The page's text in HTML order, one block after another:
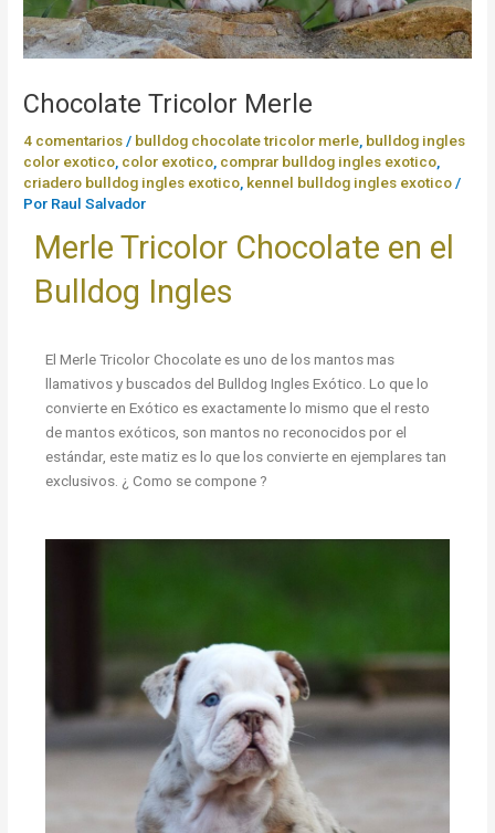
Chocolate Tricolor Merle
4 comentarios / bulldog chocolate tricolor merle bulldog ingles
color exotico color exotico comprar bulldog ingles exotico
criadero bulldog ingles exotico kennel bulldog ingles exotico /
Por Raul Salvador
Merle Tricolor Chocolate en el
Bulldog Ingles
El Merle Tricolor Chocolate es uno de los mantos mas
llamativos y buscados del Bulldog Ingles Exótico. Lo que lo
convierte en Exótico es exactamente lo mismo que el resto
de mantos exóticos, son mantos no reconocidos por el
estándar, este matiz es lo que los convierte en ejemplares tan
exclusivos. ¿ Como se compone ?